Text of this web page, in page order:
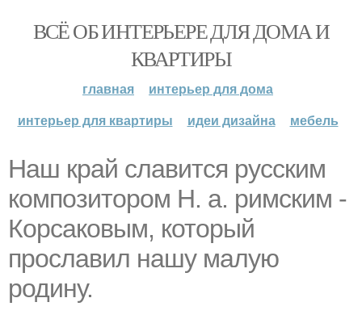
ВСЁ ОБ ИНТЕРЬЕРЕ ДЛЯ ДОМА И
КВАРТИРЫ
главная
интерьер для дома
интерьер для квартиры
идеи дизайна мебель
Наш край славится русским
композитором Н. а. римским -
Корсаковым, который
прославил нашу малую
родину.